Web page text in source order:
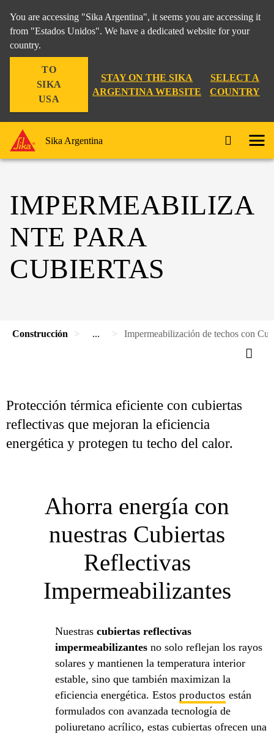
You are accessing "Sika Argentina", it seems you are accessing it
from "Estados Unidos". We have a dedicated website for your
country.
TO
SIKA
USA
STAY ON THE SIKA
ARGENTINA WEBSITE
SELECT A
COUNTRY
Sika Argentina
IMPERMEABILIZA
NTE PARA
CUBIERTAS
Construcción ... Impermeabilización de techos con
Protección térmica eficiente con cubiertas
reflectivas que mejoran la eficiencia
energética y protegen tu techo del calor.
Ahorra energía con
nuestras Cubiertas
Reflectivas
Impermeabilizantes
Nuestras cubiertas reflectivas
impermeabilizantes no solo reflejan los rayos
solares y mantienen la temperatura interior
estable, sino que también maximizan la
eficiencia energética. Estos productos están
formulados con avanzada tecnología de
poliuretano acrílico, estas cubiertas ofrecen una